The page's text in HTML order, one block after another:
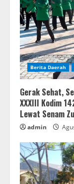
Berita Daerah
Gerak Sehat,
XXXIII Kodim
Lewat Senam
admin